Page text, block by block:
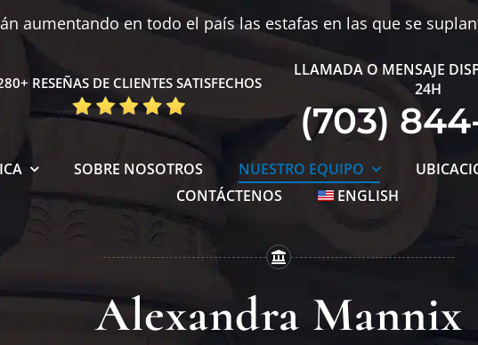
aumentando en todo el país las estafas en las que se
RESEÑAS DE CLIENTES SATISFECHOS
LLAMADA O MENSAJE
24H
(703)
SOBRE NOSOTROS NUESTRO EQUIPO
CONTÁCTENOS
ENGLISH
Alexandra Mannix